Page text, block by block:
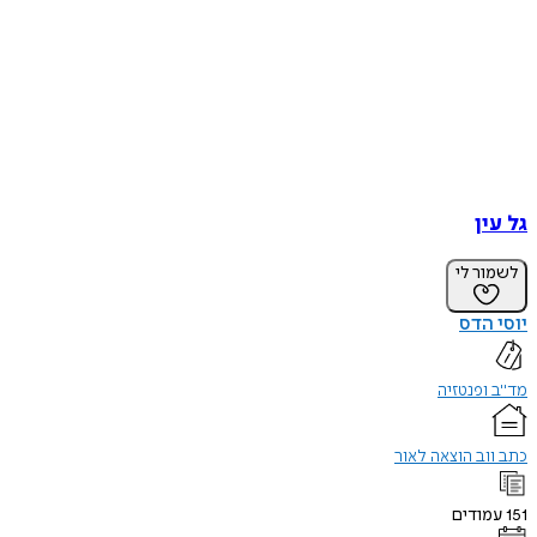
גל עין
לשמור לי
יוסי הדס
מד"ב ופנטזיה
כתב ווב הוצאה לאור
151עמודים